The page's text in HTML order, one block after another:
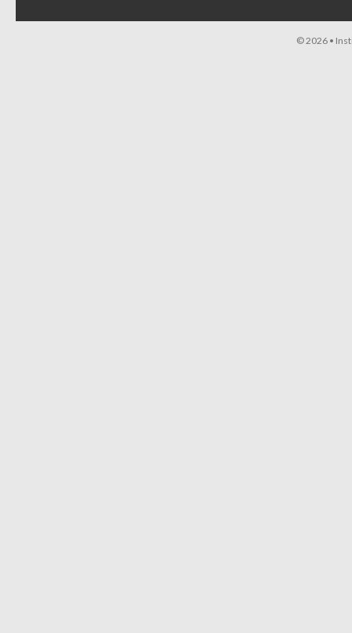
© 2026 •